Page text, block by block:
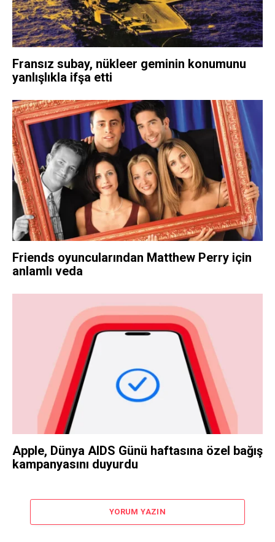
Fransız subay, nükleer geminin konumunu
yanlışlıkla ifşa etti
Friends oyuncularından Matthew Perry için
anlamlı veda
Apple, Dünya AIDS Günü haftasına özel bağış
kampanyasını duyurdu
YORUM YAZIN